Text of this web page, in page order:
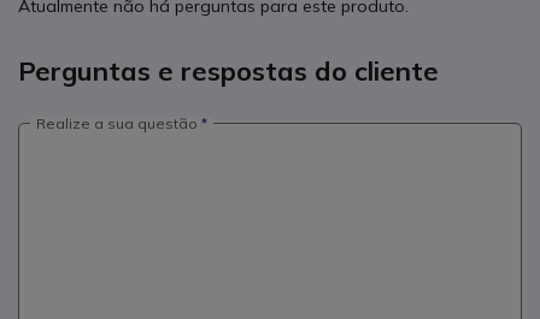
Atualmente não há perguntas para este produto.
Perguntas e respostas do cliente
Realize a sua questão